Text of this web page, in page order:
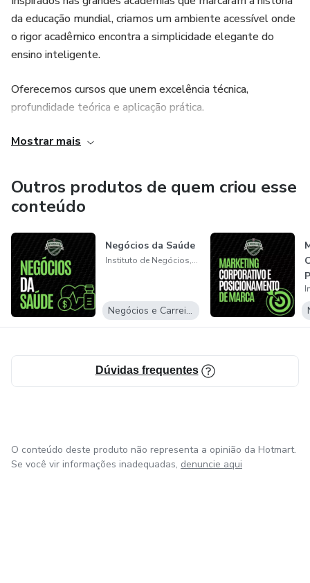
- Aprimore habilidades de liderança e motivação,
promovendo uma cultura de excelência e alto
desempenho.
Este curso é um dos pilares do Programa Executivo em
Negócios, Hotelaria e Turismo de Experiência, que prepara
da educação mundial, criamos um ambiente acessível onde
o rigor acadêmico encontra a simplicidade elegante do
ensino inteligente.
Oferecemos cursos que unem excelência técnica,
profundidade teórica e aplicação prática.
Aqui, o aprendizado não é mecânico. É vivo, aplicado e
pensados para quem deseja ir além do básico, profissionais,
estudantes, educadores, empreendedores, servidores
públicos e todos que desejam evoluir com propósito.
Mostrar mais
Outros produtos de quem criou esse
conteúdo
Negócios da Saúde
Instituto de Negócios, Novas Descobertas e Educação Corporativa - INNDECORP
Negócios e Carreira
Dúvidas frequentes
O conteúdo deste produto não representa a opinião da Hotmart.
Se você vir informações inadequadas, denuncie aqui